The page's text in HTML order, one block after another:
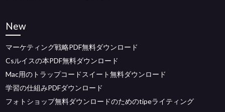
New
マーケティング戦略PDF無料ダウンロード
Csルイスの本PDF無料ダウンロード
Mac用のトラップコードスイート無料ダウンロード
学習の仕組みPDFダウンロード
フォトショップ無料ダウンロードのためのtipeライティング